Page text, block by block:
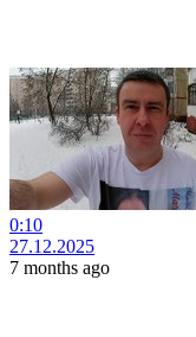
0:10
27.12.2025
7 months ago